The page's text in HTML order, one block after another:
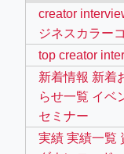
crew-neck-navy-
creator
ジネスカラー
top creator
新着情報 新着
らせ一覧 イベ
セミナー
実績 実績一覧